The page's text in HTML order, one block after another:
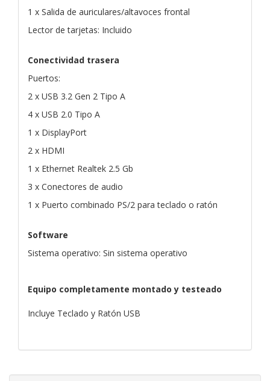
1 x Salida de auriculares/altavoces frontal
Lector de tarjetas: Incluido
Conectividad trasera
Puertos:
2 x USB 3.2 Gen 2 Tipo A
4 x USB 2.0 Tipo A
1 x DisplayPort
2 x HDMI
1 x Ethernet Realtek 2.5 Gb
3 x Conectores de audio
1 x Puerto combinado PS/2 para teclado o ratón
Software
Sistema operativo: Sin sistema operativo
Equipo completamente montado y testeado
Incluye Teclado y Ratón USB